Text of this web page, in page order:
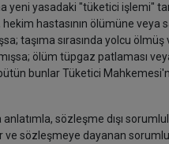
yeni yasadaki "tüketici işlemi"
hekim hastasının ölümüne veya
taşıma sırasında yolcu ölmüş
ölüm tüpgaz patlaması
bunlar Tüketici
sözleşme dışı
ve sözleşmeye dayanan